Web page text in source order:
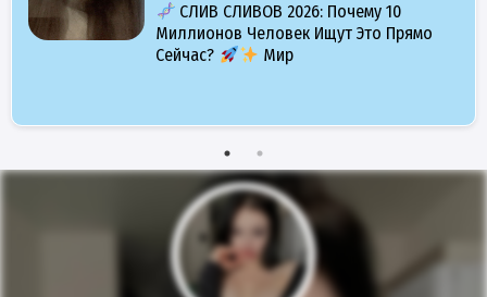
СЛИВ СЛИВОВ 2026: Почему 10
Миллионов Человек Ищут Это Прямо
Сейчас?
Мир